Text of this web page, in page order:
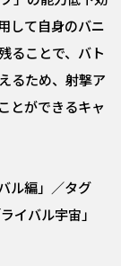
して自身のバニ
ることで、バト
るため、射撃ア
とができるキャ
ル編」／タグ
イバル宇宙」